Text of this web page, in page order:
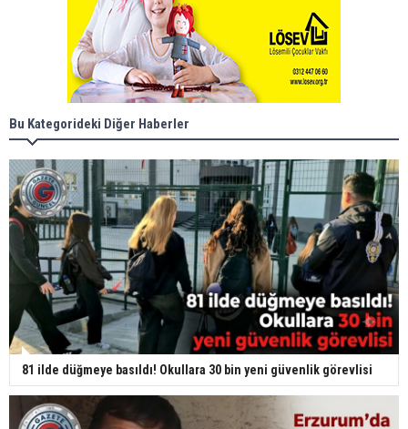
Bu Kategorideki Diğer Haberler
81 ilde düğmeye basıldı! Okullara 30 bin yeni güvenlik görevlisi